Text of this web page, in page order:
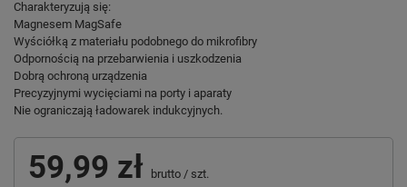
Charakteryzują się:
Magnesem MagSafe
Wyściółką z materiału podobnego do mikrofibry
Odpornością na przebarwienia i uszkodzenia
Dobrą ochroną urządzenia
Precyzyjnymi wycięciami na porty i aparaty
Nie ograniczają ładowarek indukcyjnych.
59,99 zł brutto / szt.